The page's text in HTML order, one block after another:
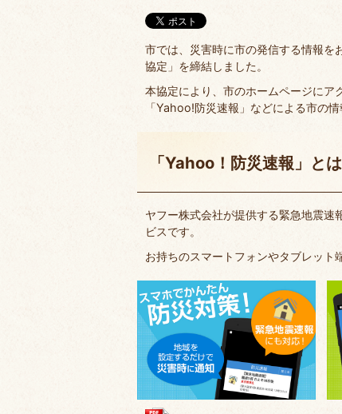
市では、災害時に市の発信する情報を
協定」を締結しました。
本協定により、市のホームページにア
「Yahoo!防災速報」などによる市の
「Yahoo！防災速報」とは
ヤフー株式会社が提供する緊急地震速
ビスです。
お持ちのスマートフォンやタブレット